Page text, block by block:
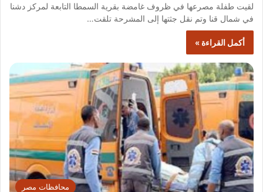
لقيت طفلة مصرعها في ظروف غامضة بقرية السمطا التابعة لمركز دشنا
في شمال قنا وتم نقل جثتها إلى المشرحة تلقت…
أكمل القراءة »
محافظات مصر